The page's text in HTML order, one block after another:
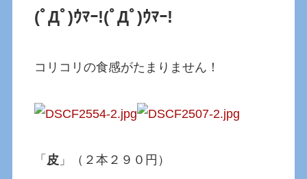
(ﾟДﾟ)ｳﾏｰ!(ﾟДﾟ)ｳﾏｰ!
コリコリの食感がたまりません！
「 皮 」（２本２９０円）